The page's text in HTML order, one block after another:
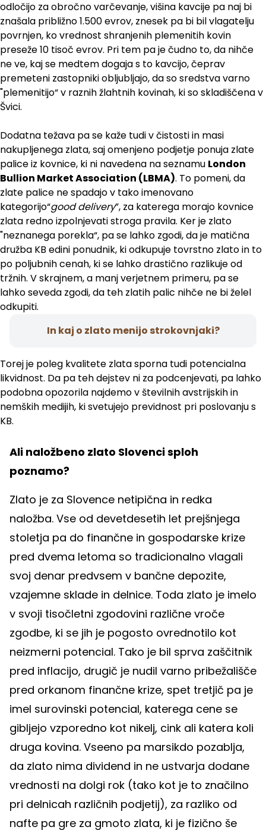
odločijo za obročno varčevanje, višina kavcije pa naj bi
znašala približno 1.500 evrov, znesek pa bi bil vlagatelju
povrnjen, ko vrednost shranjenih plemenitih kovin
preseže 10 tisoč evrov. Pri tem pa je čudno to, da nihče
ne ve, kaj se medtem dogaja s to kavcijo, čeprav
premeteni zastopniki obljubljajo, da so sredstva varno
"plemenitijo“ v raznih žlahtnih kovinah, ki so skladiščena v
Švici.
Dodatna težava pa se kaže tudi v čistosti in masi
nakupljenega zlata, saj omenjeno podjetje ponuja zlate
palice iz kovnice, ki ni navedena na seznamu London
Bullion Market Association (LBMA). To pomeni, da
zlate palice ne spadajo v tako imenovano
kategorijo“good delivery”, za katerega morajo kovnice
zlata redno izpolnjevati stroga pravila. Ker je zlato
"neznanega porekla“, pa se lahko zgodi, da je matična
družba KB edini ponudnik, ki odkupuje tovrstno zlato in to
po poljubnih cenah, ki se lahko drastično razlikuje od
tržnih. V skrajnem, a manj verjetnem primeru, pa se
lahko seveda zgodi, da teh zlatih palic nihče ne bi želel
odkupiti.
In kaj o zlato menijo strokovnjaki?
Torej je poleg kvalitete zlata sporna tudi potencialna
likvidnost. Da pa teh dejstev ni za podcenjevati, pa lahko
podobna opozorila najdemo v številnih avstrijskih in
nemških medijih, ki svetujejo previdnost pri poslovanju s
KB.
Ali naložbeno zlato Slovenci sploh
poznamo?
Zlato je za Slovence netipična in redka
naložba. Vse od devetdesetih let prejšnjega
stoletja pa do finančne in gospodarske krize
pred dvema letoma so tradicionalno vlagali
svoj denar predvsem v bančne depozite,
vzajemne sklade in delnice. Toda zlato je imelo
v svoji tisočletni zgodovini različne vroče
zgodbe, ki se jih je pogosto ovrednotilo kot
neizmerni potencial. Tako je bil sprva zaščitnik
pred inflacijo, drugič je nudil varno pribežališče
pred orkanom finančne krize, spet tretjič pa je
imel surovinski potencial, katerega cene se
gibljejo vzporedno kot nikelj, cink ali katera koli
druga kovina. Vseeno pa marsikdo pozablja,
da zlato nima dividend in ne ustvarja dodane
vrednosti na dolgi rok (tako kot je to značilno
pri delnicah različnih podjetij), za razliko od
nafte pa gre za gmoto zlata, ki je fizično še